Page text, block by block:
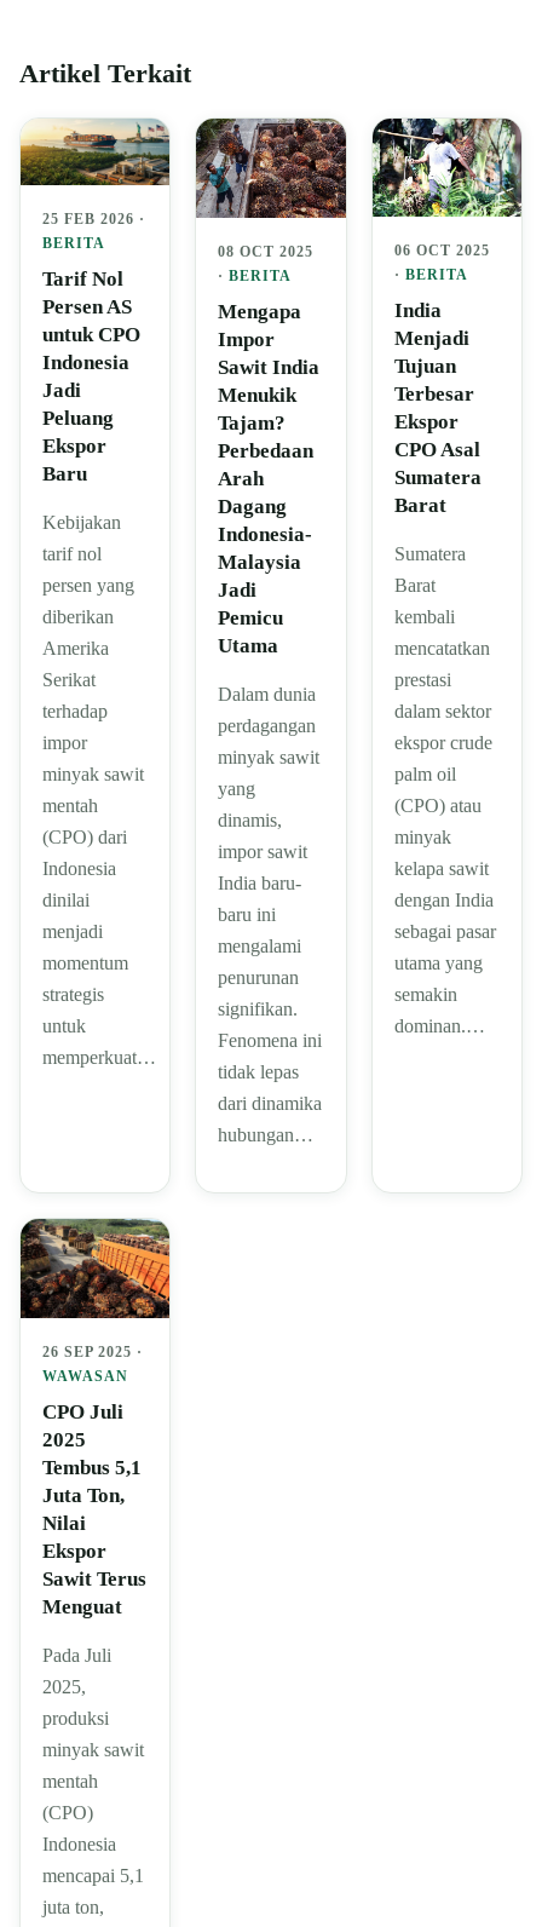
Artikel Terkait
25 FEB 2026 ·
BERITA
Tarif Nol
Persen AS
untuk CPO
Indonesia
Jadi
Peluang
Ekspor
Baru
Kebijakan
tarif nol
persen yang
diberikan
Amerika
Serikat
terhadap
impor
minyak sawit
mentah
(CPO) dari
Indonesia
dinilai
menjadi
momentum
strategis
untuk
memperkuat…
08 OCT 2025
·BERITA
Mengapa
Impor
Sawit India
Menukik
Tajam?
Perbedaan
Arah
Dagang
Indonesia-
Malaysia
Jadi
Pemicu
Utama
Dalam dunia
perdagangan
minyak sawit
yang
dinamis,
impor sawit
India baru-
baru ini
mengalami
penurunan
signifikan.
Fenomena ini
tidak lepas
dari dinamika
hubungan…
06 OCT 2025
· BERITA
India
Menjadi
Tujuan
Terbesar
Ekspor
CPO Asal
Sumatera
Barat
Sumatera
Barat
kembali
mencatatkan
prestasi
dalam sektor
ekspor crude
palm oil
(CPO) atau
minyak
kelapa sawit
dengan India
sebagai pasar
utama yang
semakin
dominan.…
26 SEP 2025 ·
WAWASAN
CPO Juli
2025
Tembus 5,1
Juta Ton,
Nilai
Ekspor
Sawit Terus
Menguat
Pada Juli
2025,
produksi
minyak sawit
mentah
(CPO)
Indonesia
mencapai 5,1
juta ton,